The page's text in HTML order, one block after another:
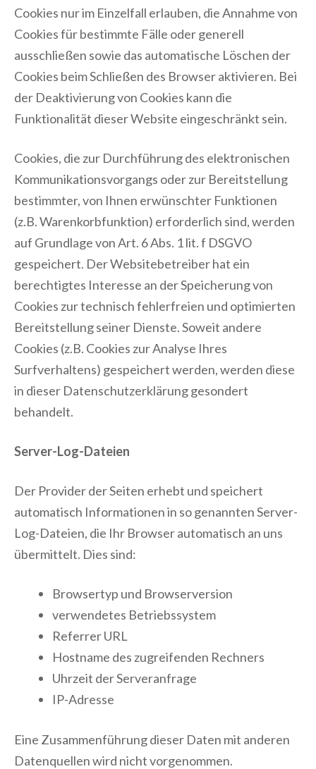
Cookies nur im Einzelfall erlauben, die Annahme von
Cookies für bestimmte Fälle oder generell
ausschließen sowie das automatische Löschen der
Cookies beim Schließen des Browser aktivieren. Bei
der Deaktivierung von Cookies kann die
Funktionalität dieser Website eingeschränkt sein.
Cookies, die zur Durchführung des elektronischen
Kommunikationsvorgangs oder zur Bereitstellung
bestimmter, von Ihnen erwünschter Funktionen
(z.B. Warenkorbfunktion) erforderlich sind, werden
auf Grundlage von Art. 6 Abs. 1 lit. f DSGVO
gespeichert. Der Websitebetreiber hat ein
berechtigtes Interesse an der Speicherung von
Cookies zur technisch fehlerfreien und optimierten
Bereitstellung seiner Dienste. Soweit andere
Cookies (z.B. Cookies zur Analyse Ihres
Surfverhaltens) gespeichert werden, werden diese
in dieser Datenschutzerklärung gesondert
behandelt.
Server-Log-Dateien
Der Provider der Seiten erhebt und speichert
automatisch Informationen in so genannten Server-
Log-Dateien, die Ihr Browser automatisch an uns
übermittelt. Dies sind:
Browsertyp und Browserversion
verwendetes Betriebssystem
Referrer URL
Hostname des zugreifenden Rechners
Uhrzeit der Serveranfrage
IP-Adresse
Eine Zusammenführung dieser Daten mit anderen
Datenquellen wird nicht vorgenommen.